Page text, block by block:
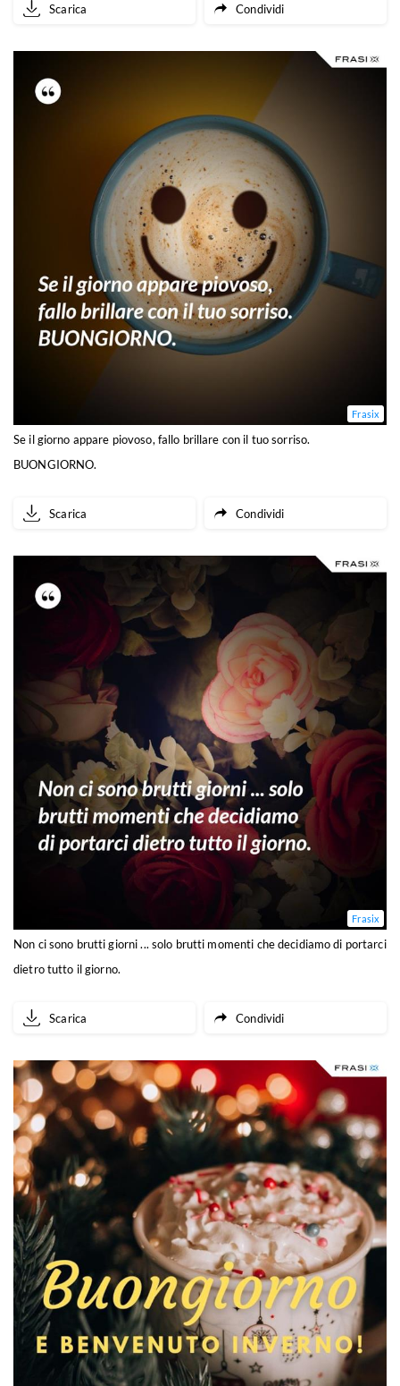
Scarica Condividi
Frasix
Se il giorno appare piovoso, fallo brillare con il tuo sorriso.
BUONGIORNO.
Scarica Condividi
Frasix
Non ci sono brutti giorni ... solo brutti momenti che decidiamo di portarci
dietro tutto il giorno.
Scarica Condividi